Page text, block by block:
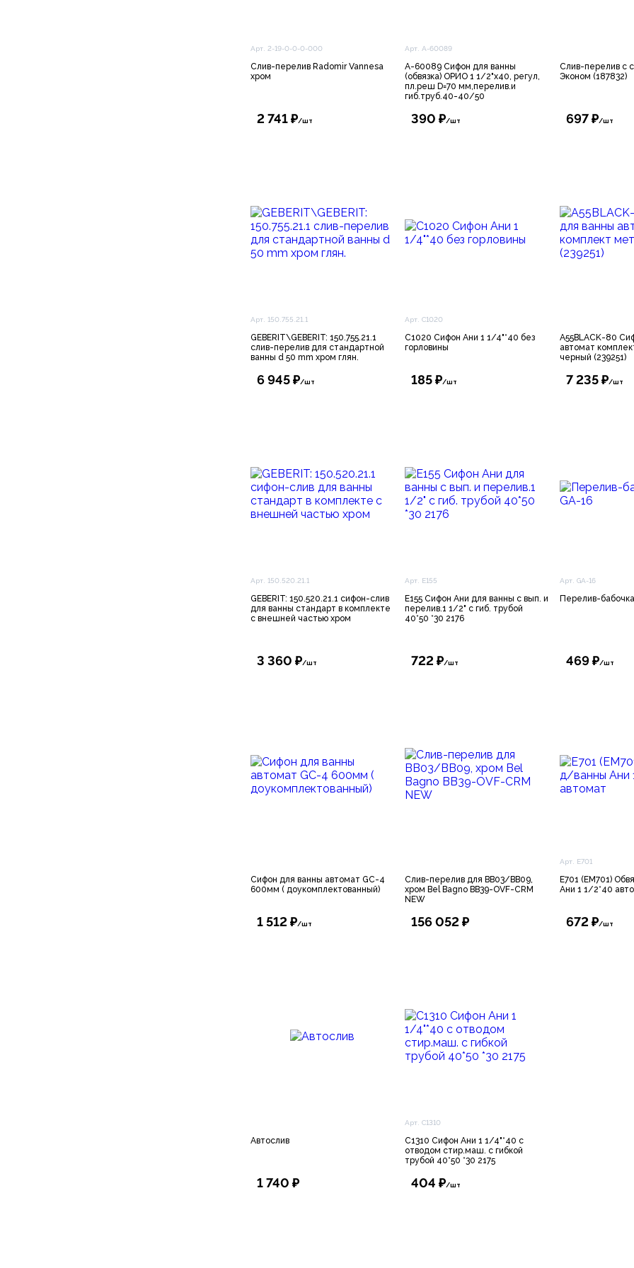
Арт. 2-19-0-0-0-000
Слив-перелив Radomir Vannesa
хром
2 741 ₽/шт
Арт. А-60089
А-60089 Сифон для ванны
(обвязка) ОРИО 1 1/2"х40, регул,
пл.реш D=70 мм,перелив.и
гиб.труб.40-40/50
390 ₽/шт
Слив-перелив с
Эконом (187832)
697 ₽/шт
Арт. 150.755.21.1
GEBERIT\GEBERIT: 150.755.21.1
слив-перелив для стандартной
ванны d 50 mm хром глян.
6 945 ₽/шт
Арт. C1020
C1020 Сифон Ани 1 1/4"*40 без
горловины
185 ₽/шт
A55BLACK-80
автомат
черный (239251)
7 235 ₽/шт
Арт. 150.520.21.1
GEBERIT: 150.520.21.1 сифон-слив
для ванны стандарт в комплекте
с внешней частью хром
3 360 ₽/шт
Арт. E155
E155 Сифон Ани для ванны с вып. и
перелив.1 1/2" с гиб. трубой
40*50 *30 2176
722 ₽/шт
Арт. GА-16
Перелив-
469 ₽/шт
Сифон для ванны автомат GC-4
600мм ( доукомплектованный)
1 512 ₽/шт
Слив-перелив для BB03/BB09,
хром Bel Bagno BB39-OVF-CRM
NEW
156 052 ₽
Арт. E701
E701 (ЕМ701)
Ани 1 1/2*40
672 ₽/шт
Автослив
1 740 ₽
Арт. C1310
C1310 Сифон Ани 1 1/4"*40 с
отводом стир.маш. с гибкой
трубой 40*50 *30 2175
404 ₽/шт